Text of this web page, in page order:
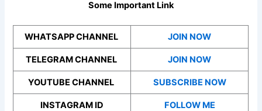
Some Important Link
WHATSAPP CHANNEL JOIN NOW
TELEGRAM CHANNEL JOIN NOW
YOUTUBE CHANNEL SUBSCRIBE NOW
INSTAGRAM ID FOLLOW ME